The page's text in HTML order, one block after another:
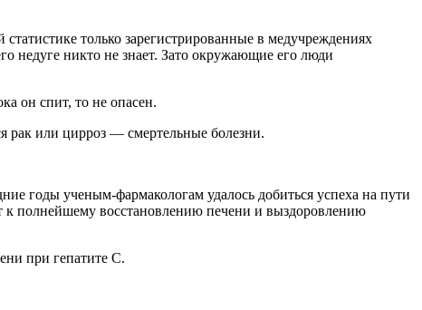
только зарегистрированные в медучреждениях
недуге никто не знает. Зато окружающие его люди
он спит, то не опасен.
рак или цирроз — смертельные болезни.
годы ученым-фармакологам удалось добиться успеха на пути
к полнейшему восстановлению печени и выздоровлению
при гепатите С.